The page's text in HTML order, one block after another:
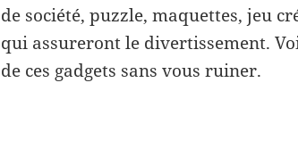
de société, puzzle, maquettes, jeu
qui assureront le divertissement.
de ces gadgets sans vous ruiner.